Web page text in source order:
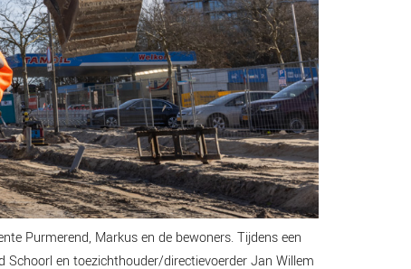
Purmerend, Markus en de bewoners. Tijdens een
en toezichthouder/directievoerder Jan Willem